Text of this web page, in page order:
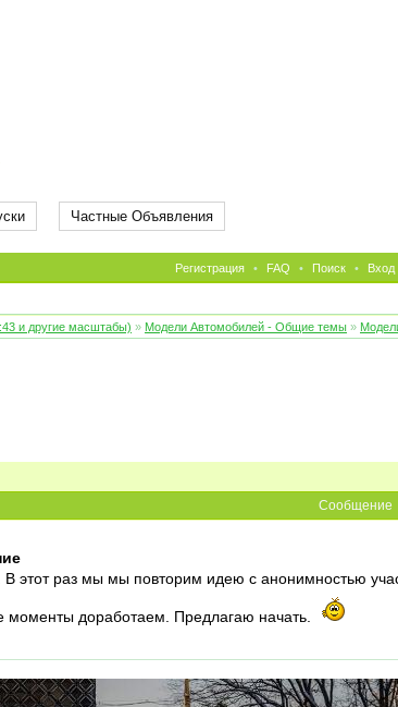
Частные Объявления
Регистрация • FAQ • Поиск • Вход
и другие масштабы) » Модели Автомобилей - Общие темы »
Сообщение
этот раз мы мы повторим идею с анонимностью
моменты доработаем. Предлагаю начать.